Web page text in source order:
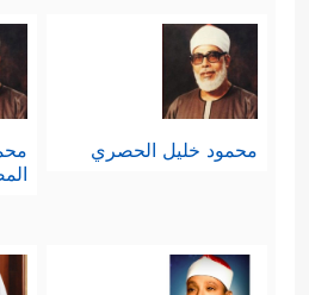
محمود خليل الحصري